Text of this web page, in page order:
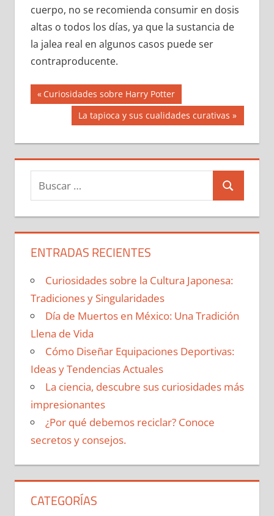
cuerpo, no se recomienda consumir en dosis
altas o todos los días, ya que la sustancia de
la jalea real en algunos casos puede ser
contraproducente.
Navegación
entradas
Entrada
anterior:
Curiosidades sobre Harry Potter
Siguiente
La tapioca y sus cualidades curativas
Buscar:
Buscar
ENTRADAS RECIENTES
Curiosidades sobre la Cultura Japonesa:
Tradiciones y Singularidades
Día de Muertos en México: Una Tradición
Llena de Vida
Cómo Diseñar Equipaciones Deportivas:
Ideas y Tendencias Actuales
La ciencia, descubre sus curiosidades más
impresionantes
¿Por qué debemos reciclar? Conoce
secretos y consejos.
CATEGORÍAS